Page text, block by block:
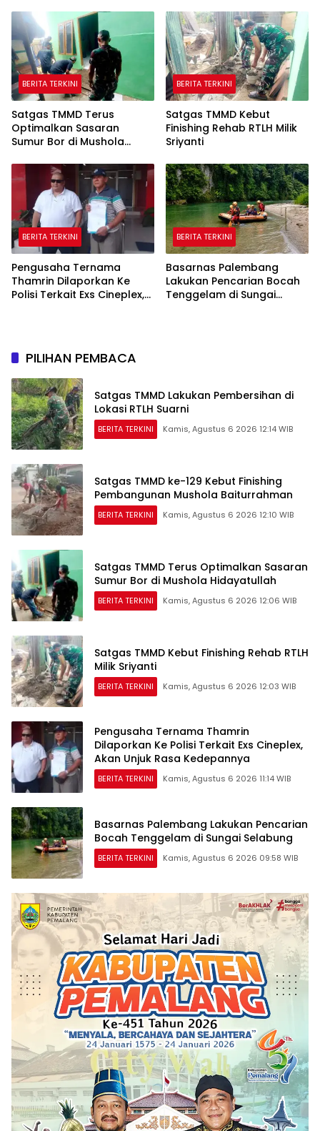
BERITA TERKINI
Satgas TMMD Terus
Optimalkan Sasaran
Sumur Bor di Mushola
BERITA TERKINI
Satgas TMMD Kebut
Finishing Rehab RTLH Milik
Sriyanti
BERITA TERKINI
Pengusaha Ternama
Thamrin Dilaporkan Ke
Polisi Terkait Exs Cineplex,
BERITA TERKINI
Basarnas Palembang
Lakukan Pencarian Bocah
Tenggelam di Sungai
PILIHAN PEMBACA
Satgas TMMD Lakukan Pembersihan di
Lokasi RTLH Suarni
BERITA TERKINI Kamis, Agustus 6 2026 12:14 WIB
Satgas TMMD ke-129 Kebut Finishing
Pembangunan Mushola Baiturrahman
BERITA TERKINI Kamis, Agustus 6 2026 12:10 WIB
Satgas TMMD Terus Optimalkan Sasaran
Sumur Bor di Mushola Hidayatullah
BERITA TERKINI Kamis, Agustus 6 2026 12:06 WIB
Satgas TMMD Kebut Finishing Rehab RTLH
Milik Sriyanti
BERITA TERKINI Kamis, Agustus 6 2026 12:03 WIB
Pengusaha Ternama Thamrin
Dilaporkan Ke Polisi Terkait Exs Cineplex,
Akan Unjuk Rasa Kedepannya
BERITA TERKINI Kamis, Agustus 6 2026 11:14 WIB
Basarnas Palembang Lakukan Pencarian
Bocah Tenggelam di Sungai Selabung
BERITA TERKINI Kamis, Agustus 6 2026 09:58 WIB